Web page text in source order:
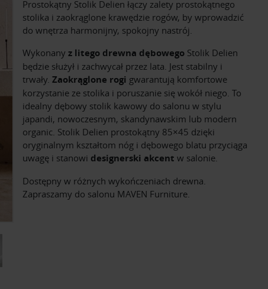
Prostokątny Stolik Delien łączy zalety prostokątnego
stolika i zaokrąglone krawędzie rogów, by wprowadzić
do wnętrza harmonijny, spokojny nastrój.
Wykonany z litego drewna dębowego Stolik Delien
będzie służył i zachwycał przez lata. Jest stabilny i
trwały. Zaokrąglone rogi gwarantują komfortowe
korzystanie ze stolika i poruszanie się wokół niego. To
idealny dębowy stolik kawowy do salonu w stylu
japandi, nowoczesnym, skandynawskim lub modern
organic. Stolik Delien prostokątny 85×45 dzięki
oryginalnym kształtom nóg i dębowego blatu przyciąga
uwagę i stanowi designerski akcent w salonie.
Dostępny w różnych wykończeniach drewna.
Zapraszamy do salonu MAVEN Furniture.